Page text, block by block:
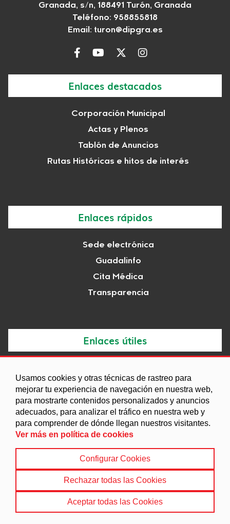
Usamos cookies y otras técnicas de rastreo para
mejorar tu experiencia de navegación en nuestra web,
para mostrarte contenidos personalizados y anuncios
adecuados, para analizar el tráfico en nuestra web y
para comprender de dónde llegan nuestros visitantes.
Ver más en política de cookies
Configurar Cookies
Rechazar todas las Cookies
Aceptar todas las Cookies
Granada, s/n, 188491 Turón, Granada
Teléfono: 958855818
Email: turon@dipgra.es
Enlaces destacados
Corporación Municipal
Actas y Plenos
Tablón de Anuncios
Rutas Históricas e hitos de interés
Enlaces rápidos
Sede electrónica
Guadalinfo
Cita Médica
Transparencia
Enlaces útiles
Agenda
Ordenanzas
Entidades y asociaciones
© 2022 Ayuntamiento de Turón
Política de Cookies